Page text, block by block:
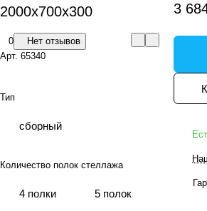
2000x700x300
0
Нет отзывов
Арт. 65340
Тип
сборный
Количество полок стеллажа
4 полки 5 полок
3